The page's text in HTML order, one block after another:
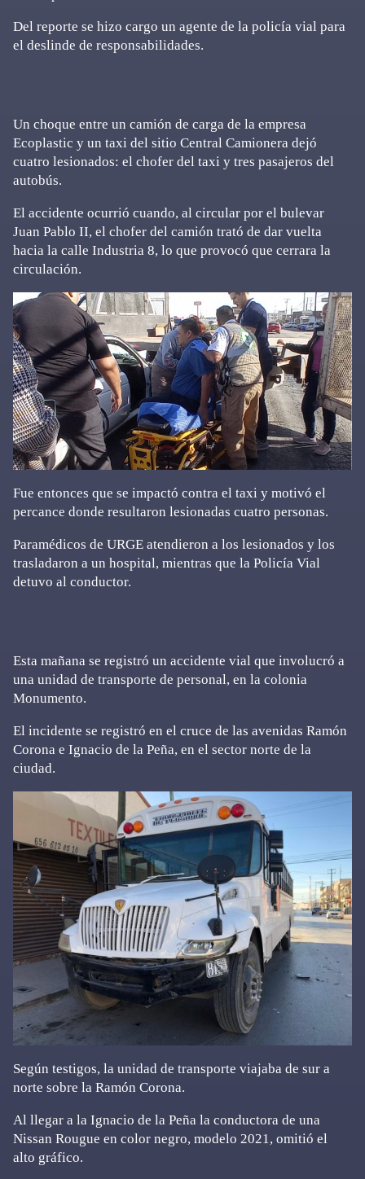
Del reporte se hizo cargo un agente de la policía vial para
el deslinde de responsabilidades.
Un choque entre un camión de carga de la empresa
Ecoplastic y un taxi del sitio Central Camionera dejó
cuatro lesionados: el chofer del taxi y tres pasajeros del
autobús.
El accidente ocurrió cuando, al circular por el bulevar
Juan Pablo II, el chofer del camión trató de dar vuelta
hacia la calle Industria 8, lo que provocó que cerrara la
circulación.
Fue entonces que se impactó contra el taxi y motivó el
percance donde resultaron lesionadas cuatro personas.
Paramédicos de URGE atendieron a los lesionados y los
trasladaron a un hospital, mientras que la Policía Vial
detuvo al conductor.
Esta mañana se registró un accidente vial que involucró a
una unidad de transporte de personal, en la colonia
Monumento.
El incidente se registró en el cruce de las avenidas Ramón
Corona e Ignacio de la Peña, en el sector norte de la
ciudad.
Según testigos, la unidad de transporte viajaba de sur a
norte sobre la Ramón Corona.
Al llegar a la Ignacio de la Peña la conductora de una
Nissan Rougue en color negro, modelo 2021, omitió el
alto gráfico.